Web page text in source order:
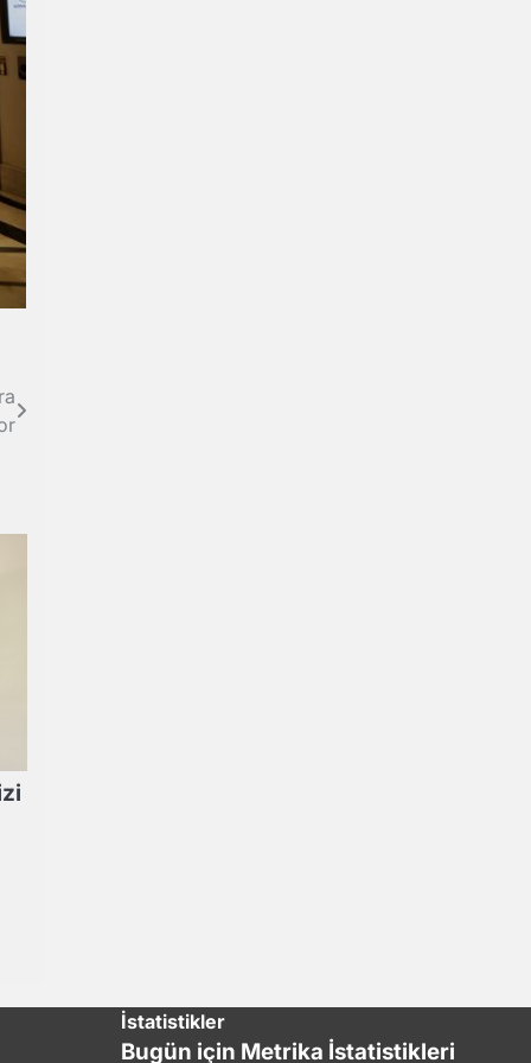
İstatistikler
Bugün için Metrika İstatistikleri